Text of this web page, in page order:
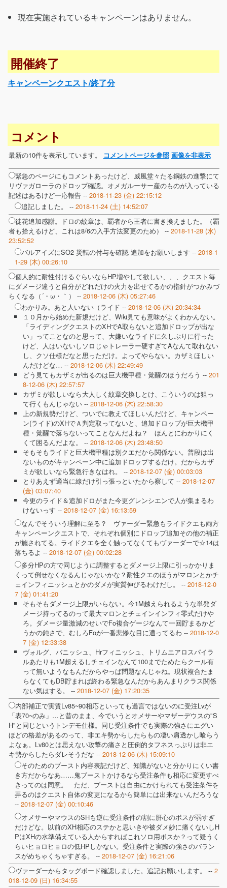
現在実施されているキャンペーンはありません。
開催終了
キャンペーンクエスト/終了分
コメント
最新の10件を表示しています。 コメントページを参照 画像を非表示
緊急のページにもコメントあったけど、威風堂々たる鋼鉄の進撃にて
リヴァガローラのドロップ確認。オメガルーサー産のものが入っている
記述はあるけど一応報告 -- 2018-11-23 (金) 22:15:12
追記しました。 -- 2018-11-24 (土) 14:52:07
徒花追加感謝。ドロの紋章は、覇者から王者に書き換えました。（覇
者も拾えるけど、これは8/6の入手方法変更のため） -- 2018-11-28 (水)
23:52:52
バルアイズにSO2 災転の付与を確認 追加をお願いします -- 2018-1
1-29 (木) 00:26:10
個人的に耐性付けるぐらいならHP増やして欲しい、、、クエスト毎
にダメージ違うと自分がどれだけの火力を出せてるかの指針がつかみづ
らくなる（´・ω・｀） -- 2018-12-06 (木) 05:27:46
わかりみ。あと人いない（ライド -- 2018-12-06 (木) 20:34:34
１０月から始めた新規だけど、Wiki見ても意味がよくわかんない。
「ライディングクエストのXHでA取らないと追加ドロップが出な
い」ってことなのと思って、大嫌いなライドに久しぶりに行った
けど、人はいないしソロじゃトレーラー硬すぎてAなんて取れない
し、クソ仕様だなと思っただけ。よってやらない。カザミほしい
んだけどな… -- 2018-12-06 (木) 22:49:49
どう見てもカザミが出るのは巨大機甲種・覚醒のほうだろう -- 201
8-12-06 (木) 22:57:57
カザミが欲しいなら大人しく紋章交換しとけ、こういうのは狙っ
て行くもんじゃない -- 2018-12-06 (木) 22:58:30
上の新規勢だけど、ついでに教えてほしいんだけど、キャンペー
ン(ライド)のXHでＡ判定取ってないと、追加ドロップが巨大機甲
種・覚醒で落ちないってことなんだよね？ ほんとにわかりにく
くて困るんだよな。 -- 2018-12-06 (木) 23:48:50
そもそもライドと巨大機甲種は別クエだから関係ない。普段は出
ないものがキャンペーン中に追加ドロップするだけ。だからカザ
ミが欲しいなら緊急行きなはれ。 -- 2018-12-07 (金) 00:03:03
とりあえず適当に線だけ引っ張っといたから察して -- 2018-12-07
(金) 03:07:40
今更のライド＆追加ドロがまた今更グレンシエンで人が集まるわ
けないっす -- 2018-12-07 (金) 16:13:59
なんでそういう理解に至る？ ヴァーダー緊急もライドクエも両方
キャンペーンクエストで、それぞれ個別にドロップ追加その他の補正
が施されてる。ライドクエを全く触ってなくてもヴァーダーで☆14は
落ちるよ -- 2018-12-07 (金) 00:02:28
多分HPの方で同じように調整するとダメージ上限に引っかかりま
くって倒せなくなるんじゃないかな？耐性クエのほうがマロンとかチ
ェインフィニッシュとかのダメが実質伸びるわけだし。 -- 2018-12-0
7 (金) 01:41:20
そもそもダメージ上限がいらない。今1M越えられるような単発ダ
メージ持ってるのって最大マロンとチェインインフィ零式だけや
ろ。ダメージ量激減のせいでFo複合ゲージなんて一回貯まるかど
うかの鈍さで、むしろFoが一番悲惨な目に遭ってるわ -- 2018-12-0
7 (金) 12:33:38
ヴォルグ、バニッシュ、Hrフィニッシュ、トリムエアロスパイラ
ルあたりも1M超えるしチェインなんて100までためたらクール有
って無いようなもんだからやっぱ問題なんじゃね。現状複合たま
らなくてもDB貯まれば終わる緊急なんだからあんまりクラス関係
ない気はする。 -- 2018-12-07 (金) 17:20:35
内部補正で実質Lv85~90相応といっても過言ではないのに受注Lvが
「表70~のみ」…と昔のまま、今でいうとオメサーやマザーデウスの"S
H"と同じというトンデモ仕様。同じ受注条件でも実際の強さにエグい
ほどの格差があるのって、非エキ勢からしたらもの凄い肩透かし喰らう
よなぁ。Lv80とは思えない攻撃の痛さと圧倒的タフネスっぷりは非エ
キ勢からしたらダレそうだな -- 2018-12-06 (木) 15:09:10
そのためのブースト内容表記だけど、知識がないと分かりにくい書
き方だからなあ……鬼ブーストかけるなら受注条件も相応に変更すべ
きってのは同意。 ただ、ブーストは自由にかけられても受注条件を
弄るのはクエスト自体の変更になるから簡単には出来ないんだろうな
-- 2018-12-07 (金) 00:10:46
オメサーやマウスのSHも逆に受注条件の割に肝心のボスが弱すぎ
だけどな。以前のXH相応のステかと思いきや被ダメ妙に痛くないしH
PはXHの水準備えている人からすればこれソロ用ボスか？って疑うく
らいヒョロヒョロの低HPしかない。受注条件と実際の強さのバラン
スがめちゃくちゃすぎる。 -- 2018-12-07 (金) 16:21:06
ヴァーダーからタッグボード確認しました。追記お願いします。 -- 2
018-12-09 (日) 16:34:55